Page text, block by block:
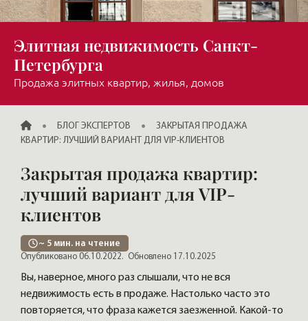
Элитная недвижимость Санкт-
Петербурга
Продажа элитных квартир, жилья, домов
ГЛАВНАЯБЛОГ ЭКСПЕРТОВ
ЗАКРЫТАЯ ПРОДАЖА
КВАРТИР: ЛУЧШИЙ ВАРИАНТ ДЛЯ VIP-КЛИЕНТОВ
Закрытая продажа квартир:
лучший вариант для VIP-
клиентов
~ 5 мин. на чтение
Опубликовано 06.10.2022. Обновлено 17.10.2025
Вы, наверное, много раз слышали, что не вся
недвижимость есть в продаже. Настолько часто это
повторяется, что фраза кажется заезженной. Какой-то